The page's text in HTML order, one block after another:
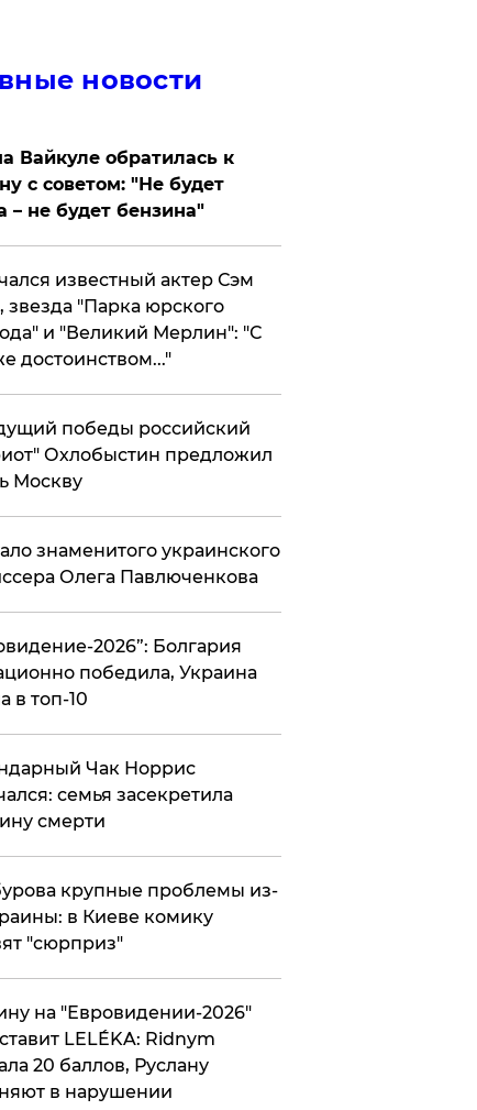
новости
Вайкуле обратилась к
с советом: "Не будет
– не будет бензина"
известный актер Сэм
звезда "Парка юрского
и "Великий Мерлин": "С
достоинством..."
победы российский
Охлобыстин предложил
Москву
знаменитого украинского
Олега Павлюченкова
2026”: Болгария
победила, Украина
в топ-10
Чак Норрис
семья засекретила
смерти
крупные проблемы из-
в Киеве комику
"сюрприз"
на "Евровидении-2026"
LELÉKA: Ridnym
20 баллов, Руслану
в нарушении